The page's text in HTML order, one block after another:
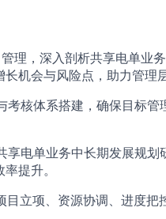
理，深入剖析共享电单业
机会与风险点，助力管理
核体系搭建，确保目标管
电单业务中长期发展规划
提升。​
立项、资源协调、进度把